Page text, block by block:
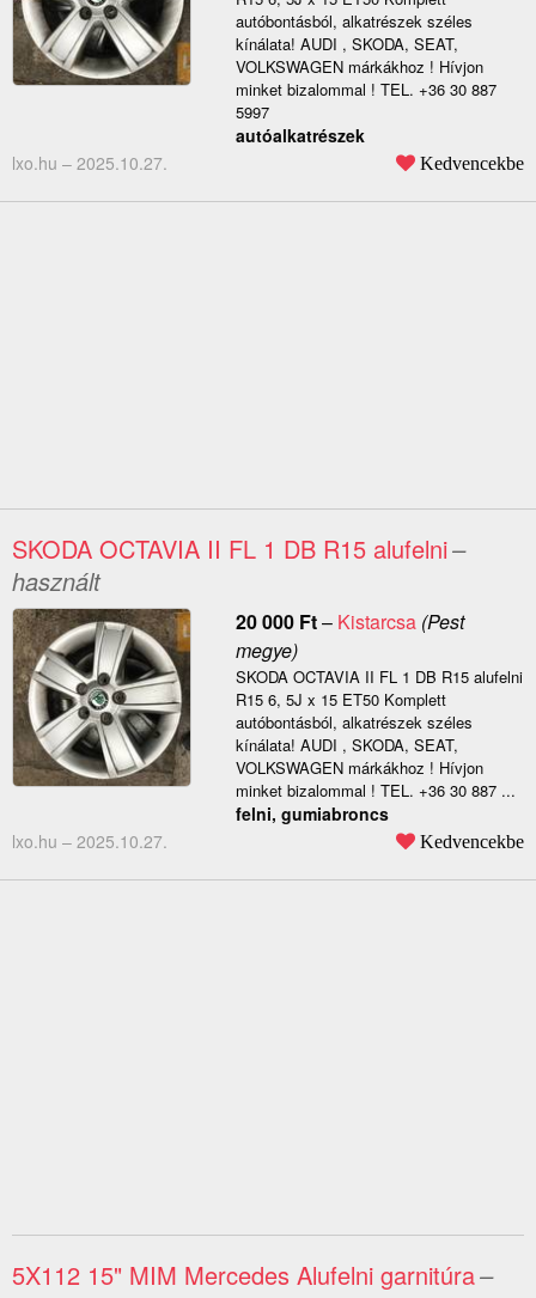
autóbontásból, alkatrészek széles
kínálata! AUDI , SKODA, SEAT,
VOLKSWAGEN márkákhoz ! Hívjon
minket bizalommal ! TEL. +36 30 887
5997
autóalkatrészek
lxo.hu – 2025.10.27. Kedvencekbe
SKODA OCTAVIA II FL 1 DB R15 alufelni–
használt
20 000 Ft– Kistarcsa(Pest
megye)
SKODA OCTAVIA II FL 1 DB R15 alufelni
R15 6, 5J x 15 ET50 Komplett
autóbontásból, alkatrészek széles
kínálata! AUDI , SKODA, SEAT,
VOLKSWAGEN márkákhoz ! Hívjon
minket bizalommal ! TEL. +36 30 887 ...
felni, gumiabroncs
lxo.hu – 2025.10.27. Kedvencekbe
5X112 15" MIM Mercedes Alufelni garnitúra–